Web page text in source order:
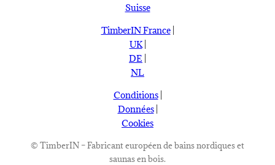
Suisse
TimberIN France|
UK|
DE
NL
Conditions|
Données|
Cookies
© TimberIN – Fabricant européen de bains nordiques et
saunas en bois.